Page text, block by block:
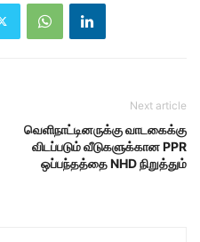
Next article
வெளிநாட்டினருக்கு வாடகைக்கு
விடப்படும் வீடுகளுக்கான PPR
ஒப்பந்தத்தை NHD நிறுத்தும்